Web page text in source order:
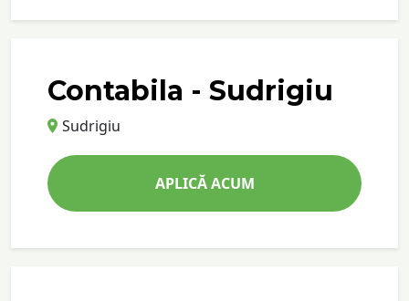
Contabila - Sudrigiu
Sudrigiu
APLICĂ ACUM